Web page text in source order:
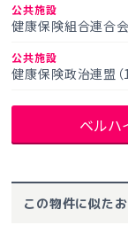
公共施設
健康保険組合連合会
公共施設
健康保険政治連盟（
ベルハ
この物件に似た